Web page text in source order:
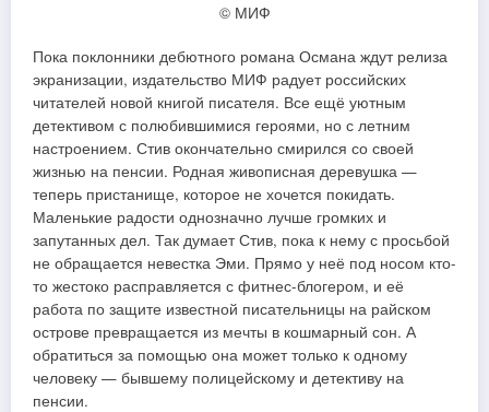
© МИФ
Пока поклонники дебютного романа Османа ждут релиза
экранизации, издательство МИФ радует российских
читателей новой книгой писателя. Все ещё уютным
детективом с полюбившимися героями, но с летним
настроением. Стив окончательно смирился со своей
жизнью на пенсии. Родная живописная деревушка —
теперь пристанище, которое не хочется покидать.
Маленькие радости однозначно лучше громких и
запутанных дел. Так думает Стив, пока к нему с просьбой
не обращается невестка Эми. Прямо у неё под носом кто-
то жестоко расправляется с фитнес-блогером, и её
работа по защите известной писательницы на райском
острове превращается из мечты в кошмарный сон. А
обратиться за помощью она может только к одному
человеку — бывшему полицейскому и детективу на
пенсии.